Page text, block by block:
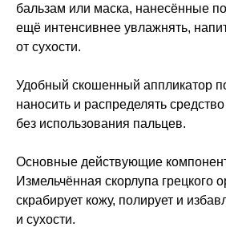
бальзам или маска, нанесённые
ещё интенсивнее увлажнять,
от сухости.
Удобный скошенный аппликатор
наносить и распределять
без использования пальцев.
Основные действующие
Измельчённая скорлупа грецкого
скрабирует кожу, полирует и
и сухости.